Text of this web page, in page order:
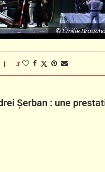
© Émilie
3
Șerban : une